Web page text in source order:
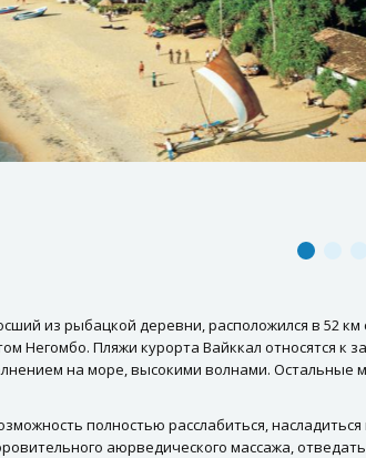
из рыбацкой деревни, расположился в 52
Негомбо. Пляжи курорта Вайккал относятся
на море, высокими волнами. Остальные
полностью расслабиться,
аюрведического массажа,